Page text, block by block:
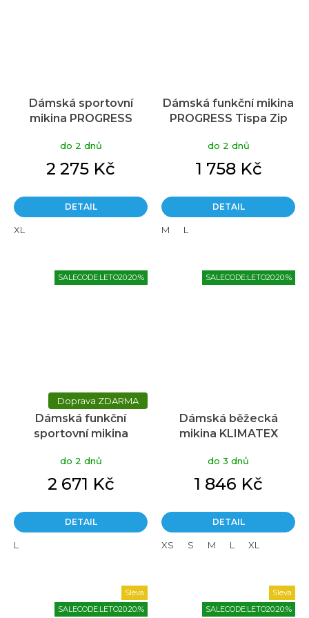
Dámská sportovní
mikina PROGRESS
do 2 dnů
2 275 Kč
DETAIL
XL
Dámská funkční mikina
PROGRESS Tispa Zip
do 2 dnů
1 758 Kč
DETAIL
M L
SALECODE:LETO20:20:%
ZDARMA
Dámská funkční
sportovní mikina
Czech trikolora
do 2 dnů
2 671 Kč
DETAIL
L
SALECODE:LETO20:20:%
Dámská běžecká
mikina KLIMATEX
do 3 dnů
1 846 Kč
DETAIL
XS S M L XL
Sleva
SALECODE:LETO20:20:%
Sleva
SALECODE:LETO20:20:%